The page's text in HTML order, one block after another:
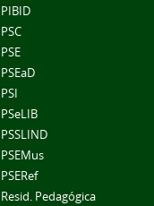
PIBID
PSC
PSE
PSEaD
PSI
PSeLIB
PSSLIND
PSEMus
PSERef
Resid. Pedagógica